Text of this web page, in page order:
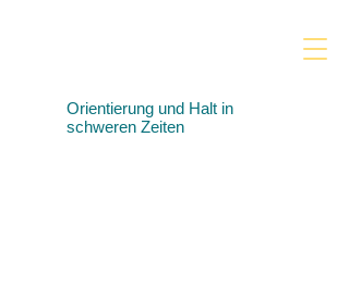
Orientierung und Halt in
schweren Zeiten